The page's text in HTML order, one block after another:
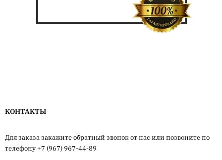
КОНТАКТЫ
Для заказа закажите обратный звонок от нас или позвоните по
телефону +7 (967) 967-44-89